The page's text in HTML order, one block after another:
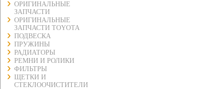
ОРИГИНАЛЬНЫЕ
ЗАПЧАСТИ
ОРИГИНАЛЬНЫЕ
ЗАПЧАСТИ TOYOTA
ПОДВЕСКА
ПРУЖИНЫ
РАДИАТОРЫ
РЕМНИ И РОЛИКИ
ФИЛЬТРЫ
ЩЕТКИ И
СТЕКЛООЧИСТИТЕЛИ